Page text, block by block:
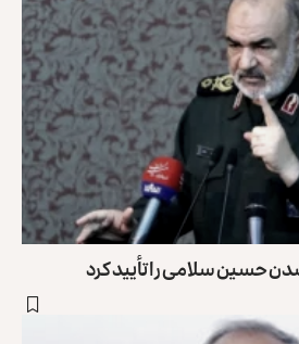
حسین سلامی را تأیید کرد